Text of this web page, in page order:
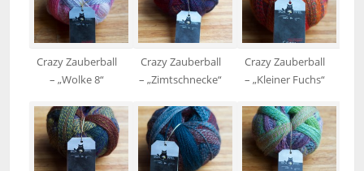
Crazy Zauberball
– „Wolke 8“
Crazy Zauberball
– „Zimtschnecke“
Crazy Zauberball
– „Kleiner Fuchs“